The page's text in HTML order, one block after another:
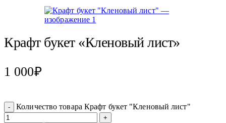
Крафт букет «Кленовый лист»
1 000₽
Количество товара Крафт букет "Кленовый лист"